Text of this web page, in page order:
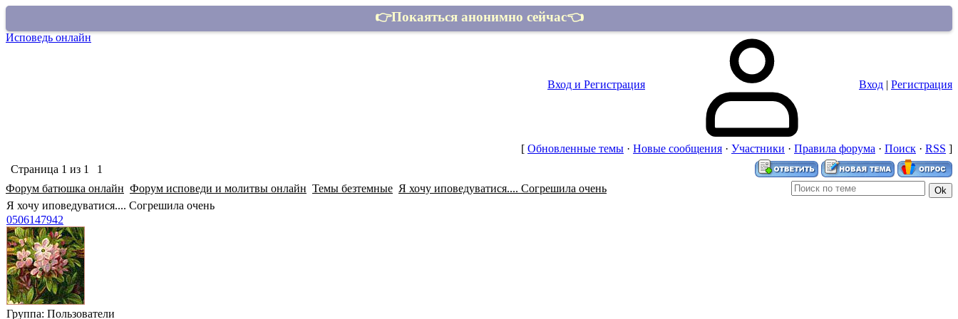
👉Покаяться анонимно сейчас👈
Исповедь онлайн
Вход и Регистрация Вход | Регистрация
[ Обновленные темы · Новые сообщения · Участники · Правила форума · Поиск · RSS ]
Страница 1 из 1
1
Форум батюшка онлайн Форум исповеди и молитвы онлайн Темы безтемные Я хочу иповедуватися.... Согрешила очень
Я хочу иповедуватися.... Согрешила очень
0506147942
Группа: Пользователи